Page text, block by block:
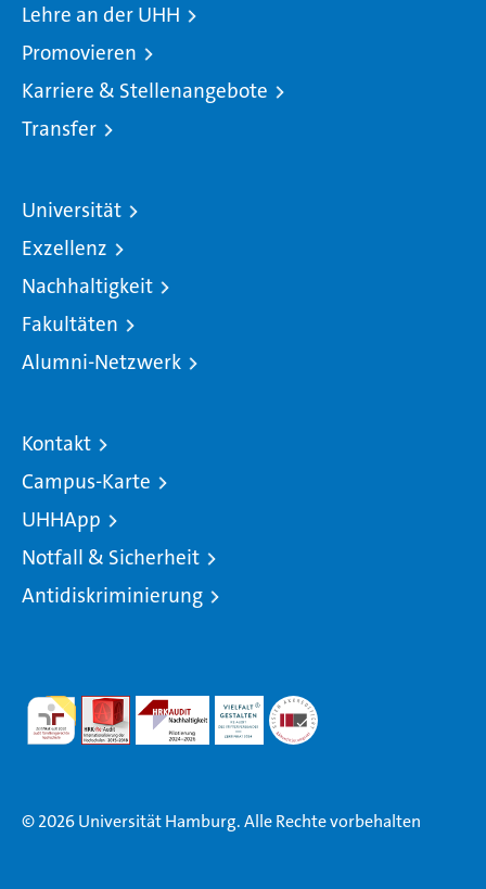
Lehre an der UHH
Promovieren
Karriere & Stellenangebote
Transfer
Universität
Exzellenz
Nachhaltigkeit
Fakultäten
Alumni-Netzwerk
Kontakt
Campus-Karte
UHHApp
Notfall & Sicherheit
Antidiskriminierung
© 2026 Universität Hamburg. Alle Rechte vorbehalten